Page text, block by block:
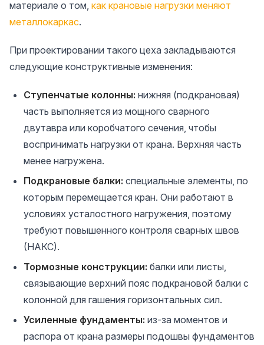
материале о том, как крановые нагрузки меняют
металлокаркас.
При проектировании такого цеха закладываются
следующие конструктивные изменения:
Ступенчатые колонны: нижняя (подкрановая)
часть выполняется из мощного сварного
двутавра или коробчатого сечения, чтобы
воспринимать нагрузки от крана. Верхняя часть
менее нагружена.
Подкрановые балки: специальные элементы, по
которым перемещается кран. Они работают в
условиях усталостного нагружения, поэтому
требуют повышенного контроля сварных швов
(НАКС).
Тормозные конструкции: балки или листы,
связывающие верхний пояс подкрановой балки с
колонной для гашения горизонтальных сил.
Усиленные фундаменты: из-за моментов и
распора от крана размеры подошвы фундаментов